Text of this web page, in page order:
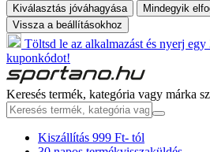
Kiválasztás jóváhagyása
Mindegyik
Vissza a beállításokhoz
Töltsd le az alkalmazást és nyerj
kuponkódot!
Keresés termék, kategória vagy márka
Kiszállítás 999 Ft- tól